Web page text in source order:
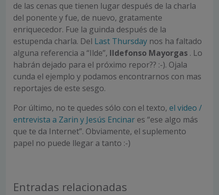
de las cenas que tienen lugar después de la charla
del ponente y fue, de nuevo, gratamente
enriquecedor. Fue la guinda después de la
estupenda charla. Del Last Thursday nos ha faltado
alguna referencia a “Ilde”, Ildefonso Mayorgas . Lo
habrán dejado para el próximo repor?? :-). Ojala
cunda el ejemplo y podamos encontrarnos con mas
reportajes de este sesgo.
Por último, no te quedes sólo con el texto, el video /
entrevista a Zarin y Jesús Encinar es “ese algo más
que te da Internet”. Obviamente, el suplemento
papel no puede llegar a tanto :-)
Entradas relacionadas